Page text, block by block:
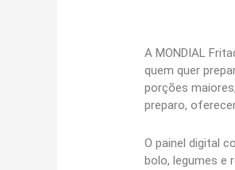
A MONDIAL
quem quer
porções
preparo,
O painel digital
bolo, legumes e